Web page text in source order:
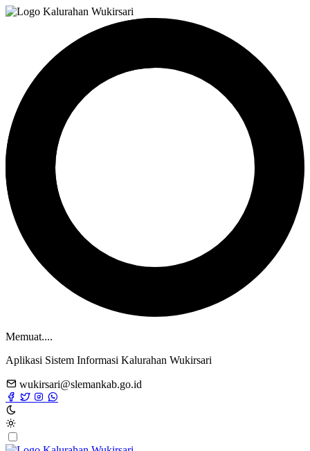
Memuat....
Aplikasi Sistem Informasi Kalurahan Wukirsari
wukirsari@slemankab.go.id